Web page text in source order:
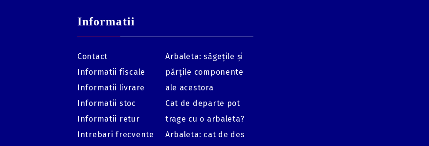
Informatii
Contact
Informatii fiscale
Informatii livrare
Informatii stoc
Informatii retur
Intrebari frecvente
Arbaleta: săgețile și
părțile componente
ale acestora
Cat de departe pot
trage cu o arbaleta?
Arbaleta: cat de des